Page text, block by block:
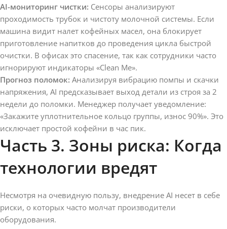
AI-мониторинг чистки: Сенсоры анализируют
проходимость трубок и чистоту молочной системы. Если
машина видит налет кофейных масел, она блокирует
приготовление напитков до проведения цикла быстрой
очистки. В офисах это спасение, так как сотрудники часто
игнорируют индикаторы «Clean Me».
Прогноз поломок: Анализируя вибрацию помпы и скачки
напряжения, AI предсказывает выход детали из строя за 2
недели до поломки. Менеджер получает уведомление:
«Закажите уплотнительное кольцо группы, износ 90%». Это
исключает простой кофейни в час пик.
Часть 3. Зоны риска: Когда
технологии вредят
Несмотря на очевидную пользу, внедрение AI несет в себе
риски, о которых часто молчат производители
оборудования.